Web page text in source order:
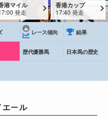
港マイル
発走
香港カップ
17:40 発走
レース傾向 結果
歴代優勝馬 日本馬の歴史
エール